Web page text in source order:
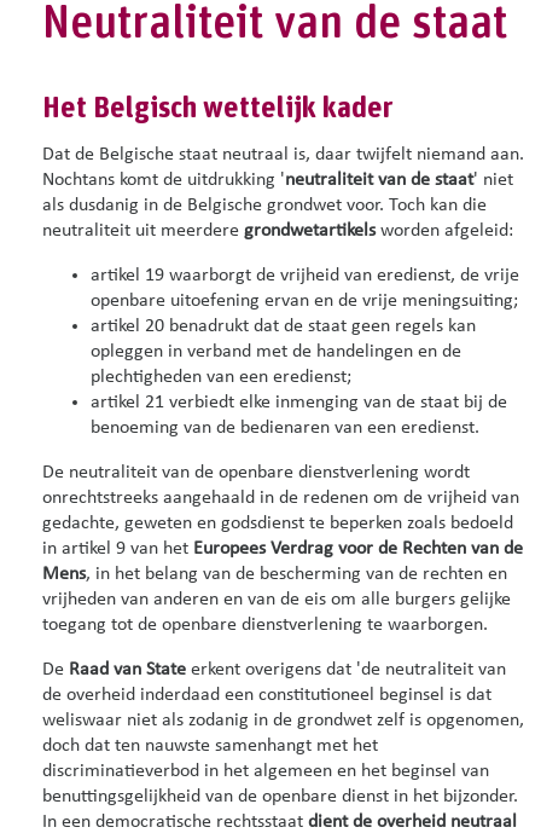
Neutraliteit van de staat
Het Belgisch wettelijk kader
Dat de Belgische staat neutraal is, daar twijfelt niemand aan.
Nochtans komt de uitdrukking 'neutraliteit van de staat' niet
als dusdanig in de Belgische grondwet voor. Toch kan die
neutraliteit uit meerdere grondwetartikelsworden afgeleid:
artikel 19 waarborgt de vrijheid van eredienst, de vrije
openbare uitoefening ervan en de vrije meningsuiting;
artikel 20 benadrukt dat de staat geen regels kan
opleggen in verband met de handelingen en de
plechtigheden van een eredienst;
artikel 21 verbiedt elke inmenging van de staat bij de
benoeming van de bedienaren van een eredienst.
De neutraliteit van de openbare dienstverlening wordt
onrechtstreeks aangehaald in de redenen om de vrijheid van
gedachte, geweten en godsdienst te beperken zoals bedoeld
in artikel 9 van het Europees Verdrag voor de Rechten van de
Mens, in het belang van de bescherming van de rechten en
vrijheden van anderen en van de eis om alle burgers gelijke
toegang tot de openbare dienstverlening te waarborgen.
De Raad van State erkent overigens dat 'de neutraliteit van
de overheid inderdaad een constitutioneel beginsel is dat
weliswaar niet als zodanig in de grondwet zelf is opgenomen,
doch dat ten nauwste samenhangt met het
discriminatieverbod in het algemeen en het beginsel van
benuttingsgelijkheid van de openbare dienst in het bijzonder.
In een democratische rechtsstaat dient de overheid neutraal